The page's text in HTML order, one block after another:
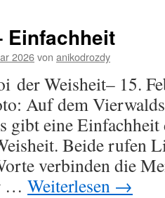
Einfachheit
2026von anikodrozdy
der Weisheit– 15.
Auf dem
eine Einfachheit
Beide rufen
verbinden die
… Weiterlesen →